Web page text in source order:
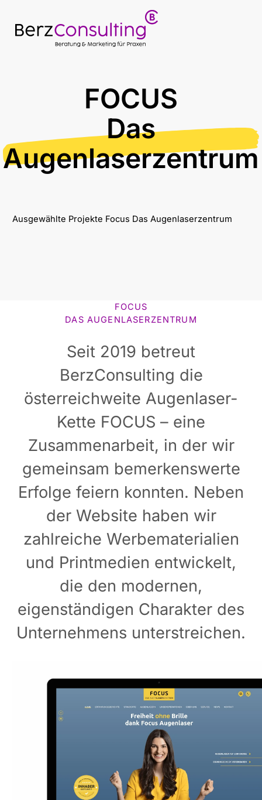
FOCUS
Das
Augenlaserzentrum
Ausgewählte Projekte Focus Das Augenlaserzentrum
FOCUS
DAS AUGENLASERZENTRUM
Seit 2019 betreut
BerzConsulting die
österreichweite Augenlaser-
Kette FOCUS – eine
Zusammenarbeit, in der wir
gemeinsam bemerkenswerte
Erfolge feiern konnten. Neben
der Website haben wir
zahlreiche Werbematerialien
und Printmedien entwickelt,
die den modernen,
eigenständigen Charakter des
Unternehmens unterstreichen.